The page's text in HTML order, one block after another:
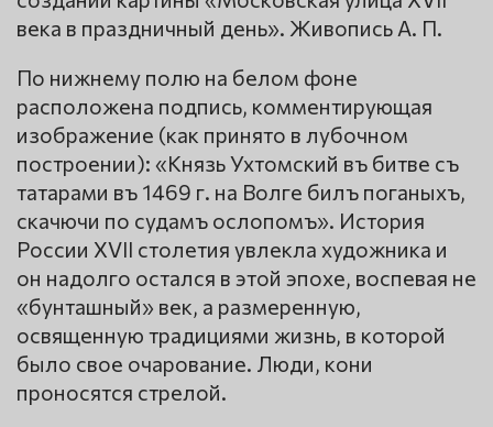
века в праздничный день». Живопись А. П.
По нижнему полю на белом фоне
расположена подпись, комментирующая
изображение (как принято в лубочном
построении): «Князь Ухтомский въ битве съ
татарами въ 1469 г. на Волге билъ поганыхъ,
скачючи по судамъ ослопомъ». История
России XVII столетия увлекла художника и
он надолго остался в этой эпохе, воспевая не
«бунташный» век, а размеренную,
освященную традициями жизнь, в которой
было свое очарование. Люди, кони
проносятся стрелой.